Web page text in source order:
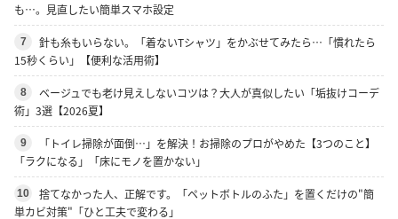
も…。見直したい簡単スマホ設定
7
針も糸もいらない。「着ないTシャツ」をかぶせてみたら…「慣れたら
15秒くらい」【便利な活用術】
8
ベージュでも老け見えしないコツは？大人が真似したい「垢抜けコーデ
術」3選【2026夏】
9
「トイレ掃除が面倒…」を解決！お掃除のプロがやめた【3つのこと】
「ラクになる」「床にモノを置かない」
10
捨てなかった人、正解です。「ペットボトルのふた」を置くだけの"簡
単カビ対策"「ひと工夫で変わる」